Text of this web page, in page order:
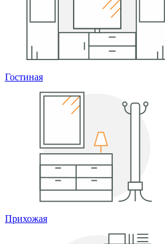
Гостиная
Прихожая